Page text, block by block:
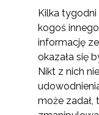
Kilka
kogoś
informację
okazała się
Nikt z nich
może zadał,